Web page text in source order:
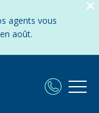
agents vous
août.